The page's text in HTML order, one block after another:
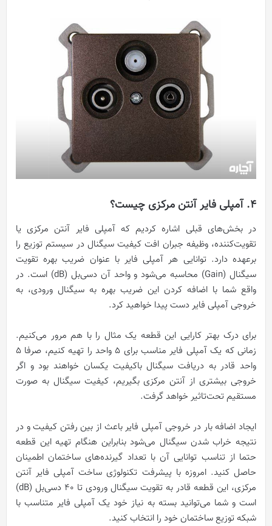
4. آمپلی فایر آنتن مرکزی چیست؟
در بخش‌های قبلی اشاره کردیم که آمپلی فایر آنتن مرکزی یا
تقویت‌کننده، وظیفه جبران افت کیفیت سیگنال در سیستم توزیع را
برعهده دارد. توانایی هر آمپلی فایر با عنوان ضریب بهره تقویت
سیگنال (Gain) محاسبه می‌شود و واحد آن دسی‌بل (dB) است. در
واقع شما با اضافه کردن این ضریب بهره به سیگنال ورودی، به
خروجی آمپلی فایر دست پیدا خواهید کرد.
برای درک بهتر کارایی این قطعه یک مثال را با هم مرور می‌کنیم.
زمانی که یک آمپلی فایر مناسب برای 5 واحد را تهیه کنیم، صرفا 5
واحد قادر به دریافت سیگنال باکیفیت یکسان خواهند بود و اگر
خروجی بیشتری از آنتن مرکزی بگیریم، کیفیت سیگنال به صورت
مستقیم تحت‌تاثیر خواهد گرفت.
ایجاد اضافه بار در خروجی آمپلی فایر باعث از بین رفتن کیفیت و در
نتیجه خراب شدن سیگنال می‌شود بنابراین هنگام تهیه این قطعه
حتما از تناسب توانایی آن با تعداد گیرنده‌های ساختمان اطمینان
حاصل کنید. امروزه با پیشرفت تکنولوژی ساخت آمپلی فایر آنتن
مرکزی، این قطعه قادر به تقویت سیگنال ورودی تا 40 دسی‌بل (dB)
است و شما می‌توانید بسته به نیاز خود یک آمپلی فایر متناسب با
شبکه توزیع ساختمان خود را انتخاب کنید.